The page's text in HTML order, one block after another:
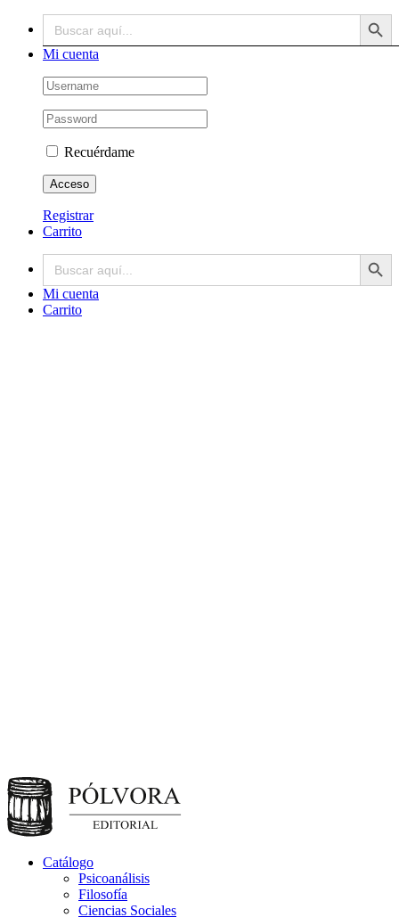
contenido
electrónico
Buscar: Botón de
Mi cuenta
Recuérdame
Registrar
Carrito
Buscar:
Botón de
Mi cuenta
Carrito
Catálogo
Psicoanálisis
Filosofía
Ciencias Sociales